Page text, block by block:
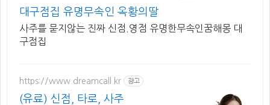
대구점집 유명무속인 옥황의딸
사주를 묻지않는 진짜 신점.영점 유명한무속인꿈해몽 대
구점집
https://www.dreamcall.kr 광고
(유료) 신점, 타로, 사주